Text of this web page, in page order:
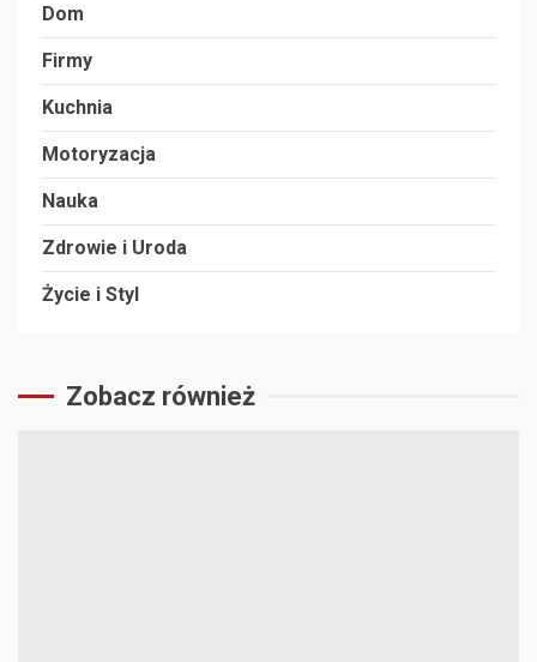
Dom
Firmy
Kuchnia
Motoryzacja
Nauka
Zdrowie i Uroda
Życie i Styl
Zobacz również